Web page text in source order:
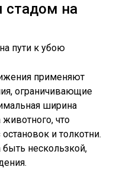
стадом на
применяют
ограничивающие
ширина
что
и толкотни.
нескользкой,